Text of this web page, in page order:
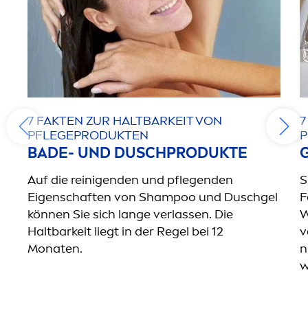
7 FAKTEN ZUR HALTBARKEIT VON
PFLEGEPRODUKTEN
BADE- UND DUSCHPRODUKTE
Auf die reinigenden und pflegenden
Eigenschaften von Shampoo und Duschgel
können Sie sich lange verlassen. Die
Haltbarkeit liegt in der Regel bei 12
Monaten.